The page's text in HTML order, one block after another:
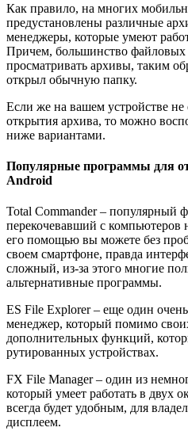
Как правило, на многих
предустановлены различные
менеджеры, которые умеют
Причем, большинство файловых
просматривать архивы, таким
открыл обычную папку.
Если же на вашем устройстве не
открытия архива, то можно
ниже вариантами.
Популярные программы для
Android
Total Commander– популярный
перекочевавший с компьютеров
его помощью вы можете без
своем смартфоне, правда
сложный, из-за этого многие
альтернативные программы.
ES File Explorer– еще один
менеджер, который помимо
дополнительных функций,
рутированных устройствах.
FX File Manager– один из
который умеет работать в двух
всегда будет удобным, для
дисплеем.